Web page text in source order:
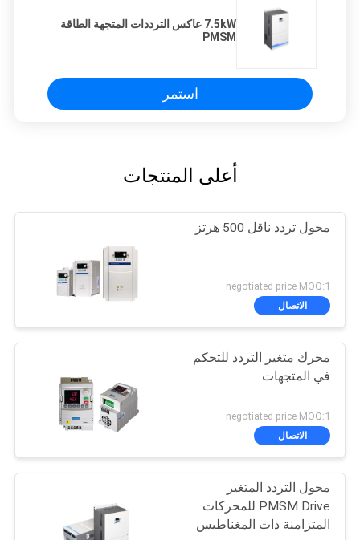
7.5kW عاكس الترددات المتجهة الطاقة
PMSM
استمر
أعلى المنتجات
محول تردد ناقل 500 هرتز
negotiated price MOQ:1
الاتصال
محرك متغير التردد للتحكم
في المتجهات
negotiated price MOQ:1
الاتصال
محول التردد المتغير
PMSM Drive للمحركات
المتزامنة ذات المغناطيس